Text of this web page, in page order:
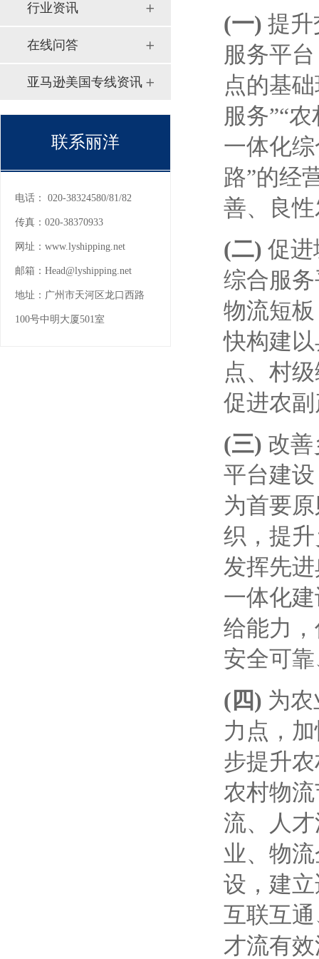
(一) 提升
服务平
点的基
服务”“
一体化
路”的经
善、良
(二) 促进
综合服
物流短
快构建
点、村
促进农
(三) 改
平台建
为首要
织，提
发挥先
一体化
给能力
安全可
(四) 为
力点，
步提升
农村物
流、人
业、物
设，建
互联互
才流有
行业资讯
在线问答
亚马逊美国专线资讯
联系丽洋
电话： 020-38324580/81/82
传真： 020-38370933
网址： www.lyshipping.net
邮箱： Head@lyshipping.net
地址： 广州市天河区龙口西路
100号中明大厦501室